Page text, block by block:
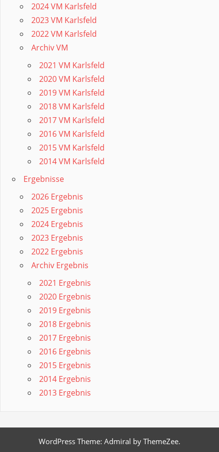
2024 VM Karlsfeld
2023 VM Karlsfeld
2022 VM Karlsfeld
Archiv VM
2021 VM Karlsfeld
2020 VM Karlsfeld
2019 VM Karlsfeld
2018 VM Karlsfeld
2017 VM Karlsfeld
2016 VM Karlsfeld
2015 VM Karlsfeld
2014 VM Karlsfeld
Ergebnisse
2026 Ergebnis
2025 Ergebnis
2024 Ergebnis
2023 Ergebnis
2022 Ergebnis
Archiv Ergebnis
2021 Ergebnis
2020 Ergebnis
2019 Ergebnis
2018 Ergebnis
2017 Ergebnis
2016 Ergebnis
2015 Ergebnis
2014 Ergebnis
2013 Ergebnis
WordPress Theme: Admiral by ThemeZee.